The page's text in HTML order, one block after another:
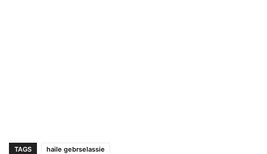
TAGS haile gebrselassie